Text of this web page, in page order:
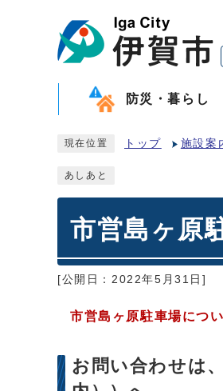
防災・暮らし
現在位置 トップ 施設案
あしあと
市営島ヶ原
[公開日：2022年5月31日]
市営島ヶ原駐車場につ
お問い合わせは